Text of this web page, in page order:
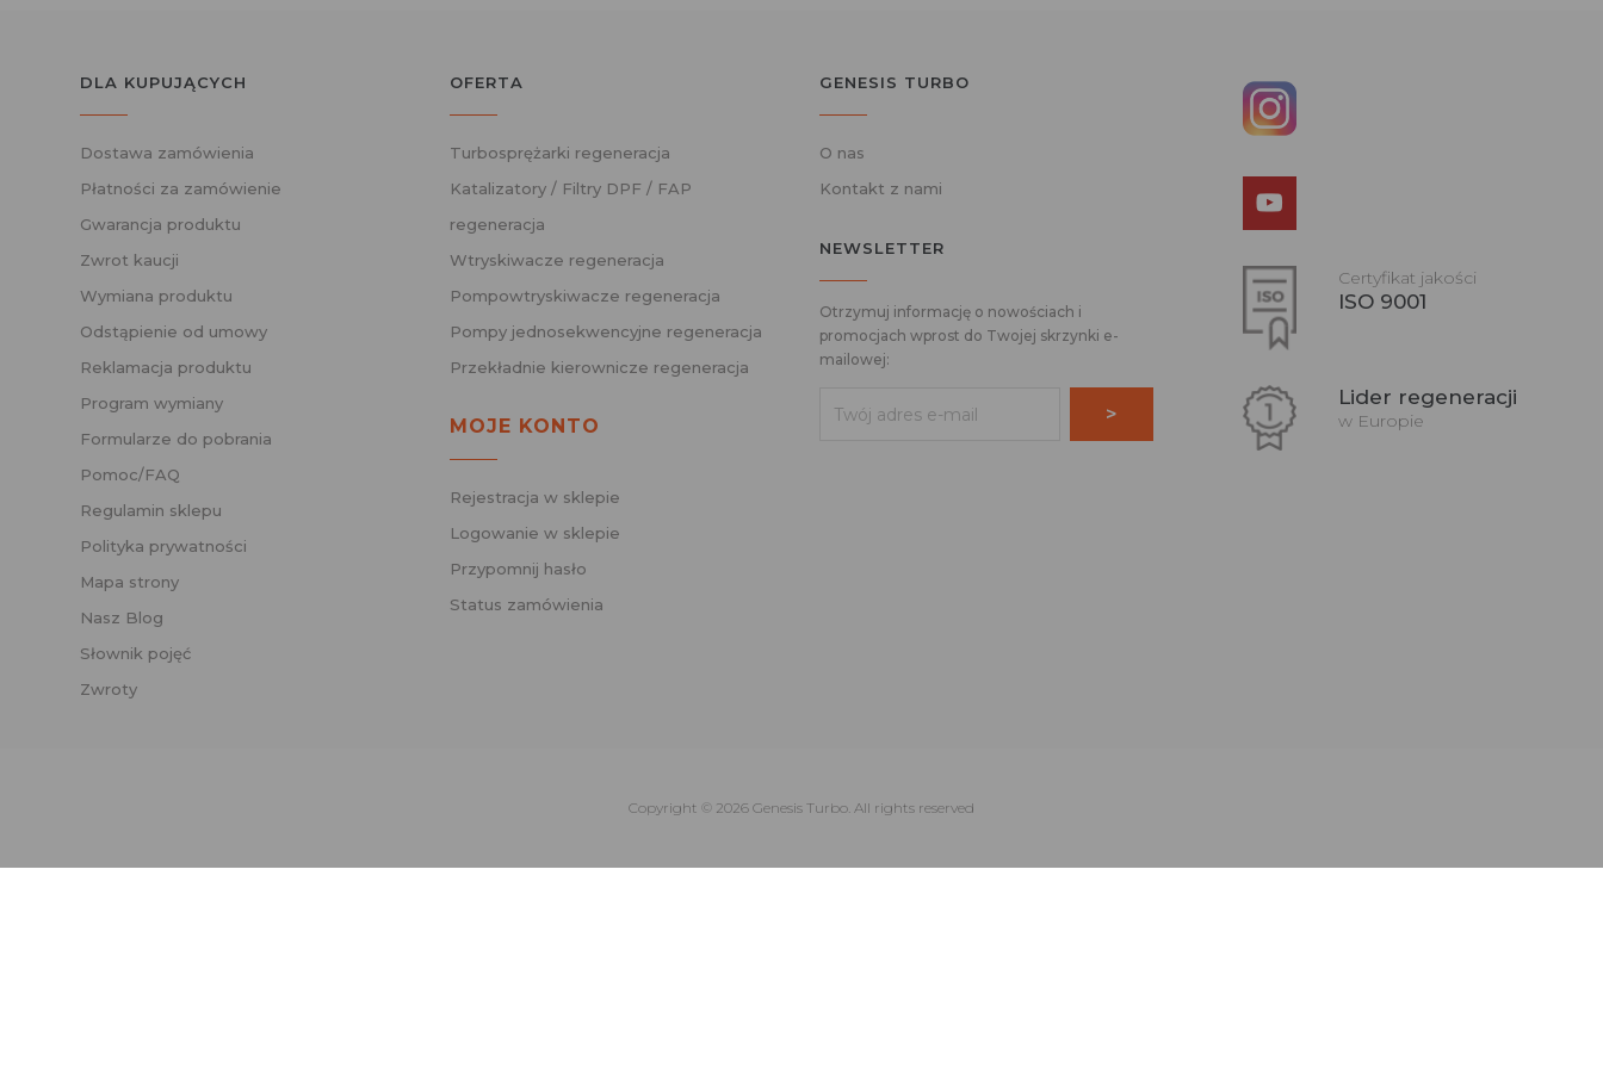
DLA KUPUJĄCYCH
Dostawa zamówienia
Płatności za zamówienie
Gwarancja produktu
Zwrot kaucji
Wymiana produktu
Odstąpienie od umowy
Reklamacja produktu
Program wymiany
Formularze do pobrania
Pomoc/FAQ
Regulamin sklepu
Polityka prywatności
Mapa strony
Nasz Blog
Słownik pojęć
Zwroty
OFERTA
Turbosprężarki regeneracja
Katalizatory / Filtry DPF / FAP
regeneracja
Wtryskiwacze regeneracja
Pompowtryskiwacze regeneracja
Pompy jednosekwencyjne regeneracja
Przekładnie kierownicze regeneracja
MOJE KONTO
Rejestracja w sklepie
Logowanie w sklepie
Przypomnij hasło
Status zamówienia
GENESIS TURBO
O nas
Kontakt z nami
NEWSLETTER
Otrzymuj informację o nowościach i
promocjach wprost do Twojej skrzynki e-
mailowej:
Certyfikat jakości
ISO 9001
Lider regeneracji
w Europie
Copyright © 2026 Genesis Turbo. All rights reserved